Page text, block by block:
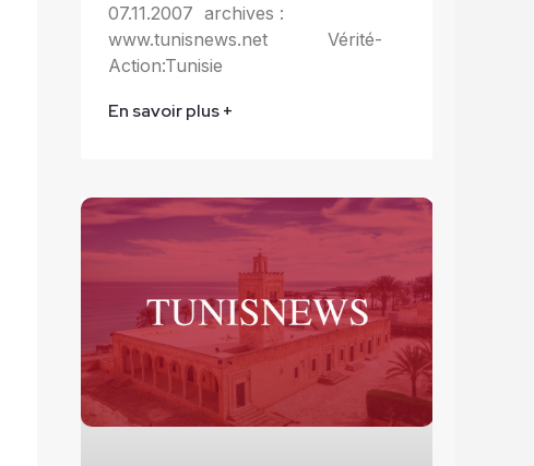
07.11.2007 archives :
www.tunisnews.net Vérité-
Action:Tunisie
En savoir plus +